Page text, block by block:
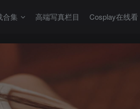
合集 高端写真栏目 Cosplay在线看